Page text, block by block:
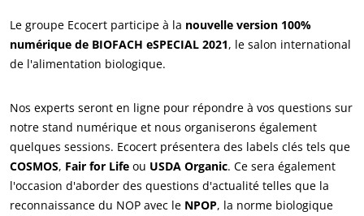
Actualités
Carrières
Le groupe Ecocert participe à la nouvelle version 100%
numérique de BIOFACH eSPECIAL 2021, le salon international
de l'alimentation biologique.
Nos experts seront en ligne pour répondre à vos questions sur
notre stand numérique et nous organiserons également
quelques sessions. Ecocert présentera des labels clés tels que
COSMOS, Fair for Life ou USDA Organic. Ce sera également
l'occasion d'aborder des questions d'actualité telles que la
reconnaissance du NOP avec le NPOP, la norme biologique